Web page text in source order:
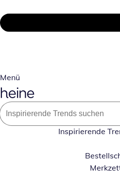
Menü
Inspirierende